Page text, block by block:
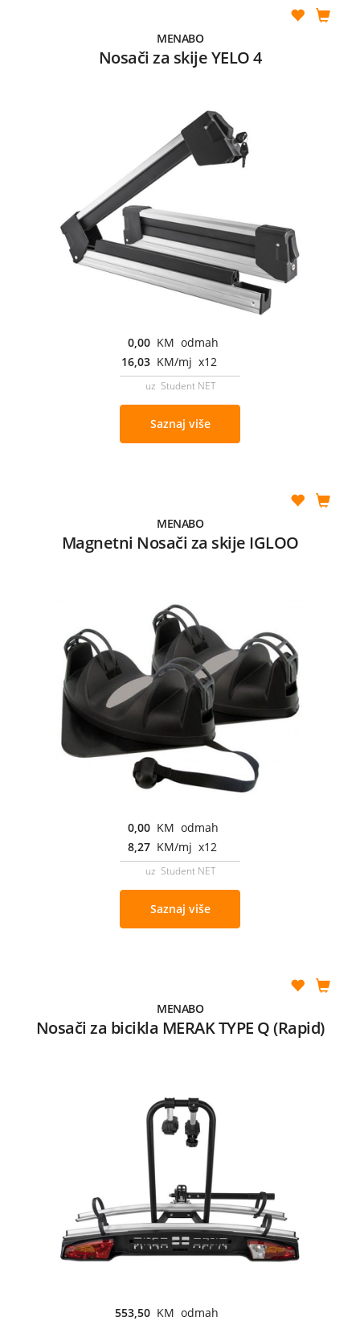
MENABO
Nosači za skije YELO 4
0,00 KM odmah
16,03 KM/mj x12
uz Student NET
Saznaj više
MENABO
Magnetni Nosači za skije IGLOO
0,00 KM odmah
8,27 KM/mj x12
uz Student NET
Saznaj više
MENABO
Nosači za bicikla MERAK TYPE Q (Rapid)
553,50 KM odmah